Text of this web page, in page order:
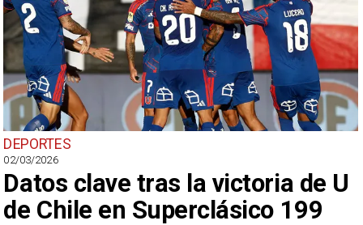
DEPORTES
02/03/2026
Datos clave tras la victoria de U
de Chile en Superclásico 199